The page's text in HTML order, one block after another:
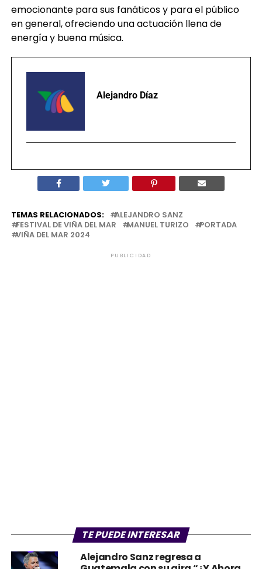
emocionante para sus fanáticos y para el público
en general, ofreciendo una actuación llena de
energía y buena música.
Alejandro Díaz
TEMAS RELACIONADOS:
ALEJANDRO SANZ
FESTIVAL DE VIÑA DEL MAR
MANUEL TURIZO
PORTADA
VIÑA DEL MAR 2024
PUBLICIDAD
TE PUEDE INTERESAR
Alejandro Sanz regresa a